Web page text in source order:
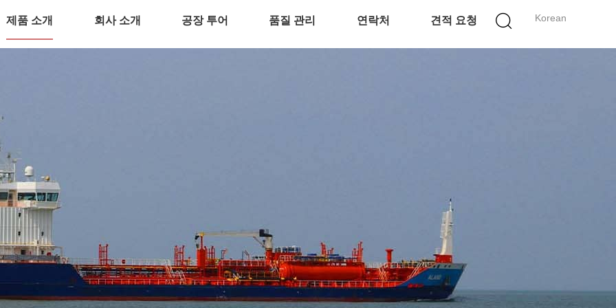
Korean
제품 소개 회사 소개 공장 투어 품질 관리 연락처 견적 요청